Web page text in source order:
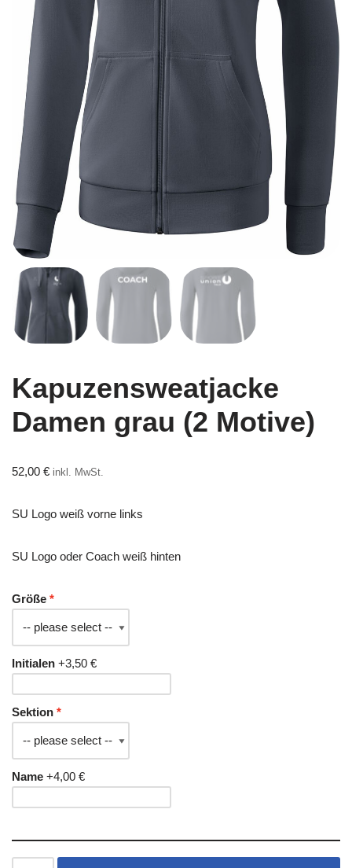
Kapuzensweatjacke
Damen grau (2 Motive)
52,00 € inkl. MwSt.
SU Logo weiß vorne links
SU Logo oder Coach weiß hinten
Größe
Initialen +3,50 €
Sektion
Name +4,00 €